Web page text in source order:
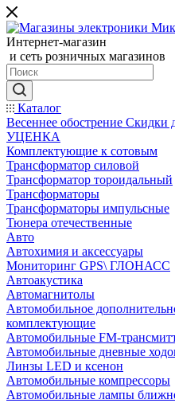
Интернет-магазин
и сеть розничных магазинов
Каталог
Весеннее обострение Скидки
УЦЕНКА
Комплектующие к сотовым
Трансформатор силовой
Трансформатор тороидальный
Трансформаторы
Трансформаторы импульсные
Тюнера отечественные
Авто
Автохимия и аксессуары
Мониторинг GPS\ ГЛОНАСС
Автоакустика
Автомагнитолы
Автомобильное
комплектующие
Автомобильные FM-
Автомобильные дневные
Линзы LED и ксенон
Автомобильные компрессоры
Автомобильные лампы